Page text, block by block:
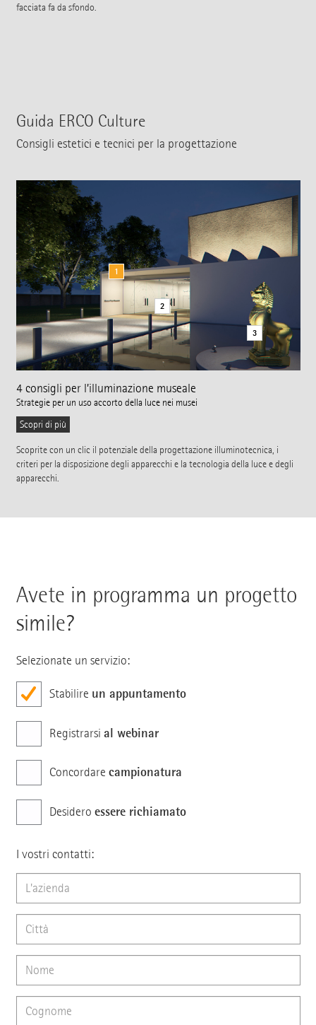
facciata fa da sfondo.
Guida ERCO Culture
Consigli estetici e tecnici per la progettazione
1
2
3
4 consigli per l’illuminazione museale
Strategie per un uso accorto della luce nei musei
Scopri di più
Scoprite con un clic il potenziale della progettazione illuminotecnica, i
criteri per la disposizione degli apparecchi e la tecnologia della luce e degli
apparecchi.
Avete in programma un progetto
simile?
Selezionate un servizio:
Stabilire un appuntamento
Registrarsi al webinar
Concordare campionatura
Desidero essere richiamato
I vostri contatti: